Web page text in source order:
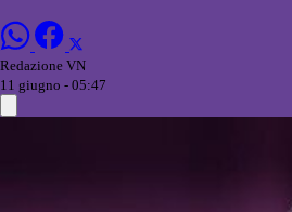
Redazione VN
11 giugno - 05:47